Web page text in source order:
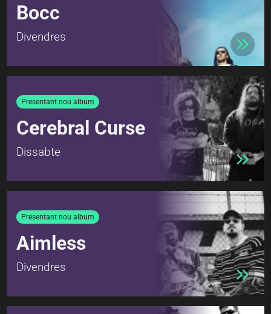
Bocc
Divendres
Presentant nou album
Cerebral Curse
Dissabte
Presentant nou album
Aimless
Divendres